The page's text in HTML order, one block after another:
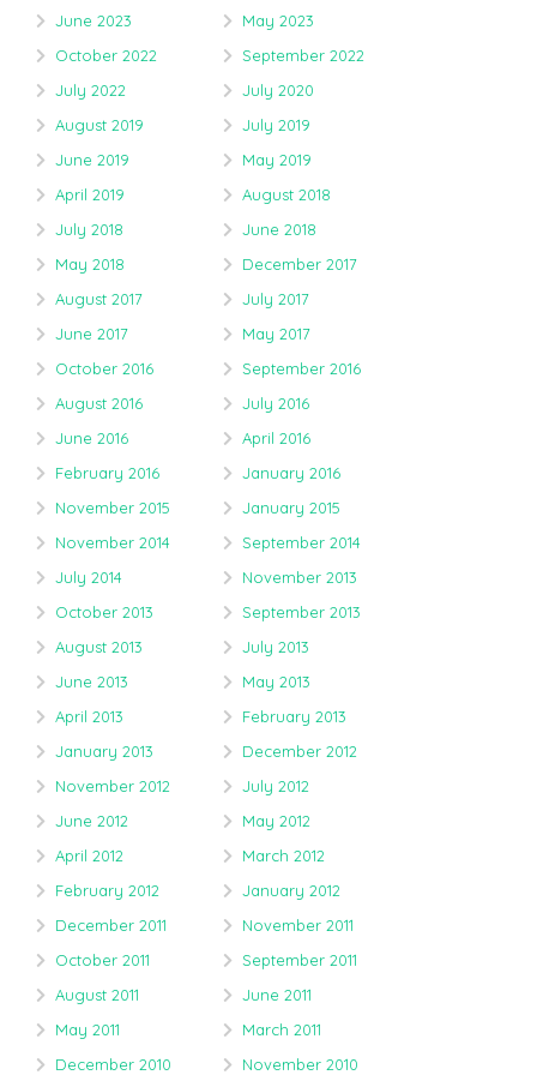
June 2023
May 2023
October 2022
September 2022
July 2022
July 2020
August 2019
July 2019
June 2019
May 2019
April 2019
August 2018
July 2018
June 2018
May 2018
December 2017
August 2017
July 2017
June 2017
May 2017
October 2016
September 2016
August 2016
July 2016
June 2016
April 2016
February 2016
January 2016
November 2015
January 2015
November 2014
September 2014
July 2014
November 2013
October 2013
September 2013
August 2013
July 2013
June 2013
May 2013
April 2013
February 2013
January 2013
December 2012
November 2012
July 2012
June 2012
May 2012
April 2012
March 2012
February 2012
January 2012
December 2011
November 2011
October 2011
September 2011
August 2011
June 2011
May 2011
March 2011
December 2010
November 2010